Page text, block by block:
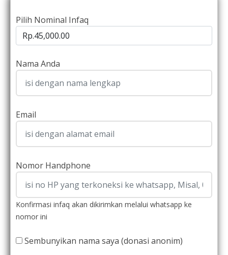
Pilih Nominal Infaq
Nama Anda
Email
Nomor Handphone
Konfirmasi infaq akan dikirimkan melalui whatsapp ke
nomor ini
Sembunyikan nama saya (donasi anonim)